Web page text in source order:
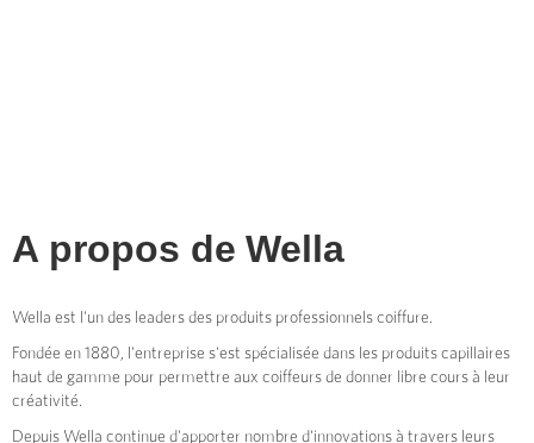
A propos de Wella
Wella est l'un des leaders des produits professionnels coiffure.
Fondée en 1880, l'entreprise s'est spécialisée dans les produits capillaires
haut de gamme pour permettre aux coiffeurs de donner libre cours à leur
créativité.
Depuis Wella continue d'apporter nombre d'innovations à travers leurs